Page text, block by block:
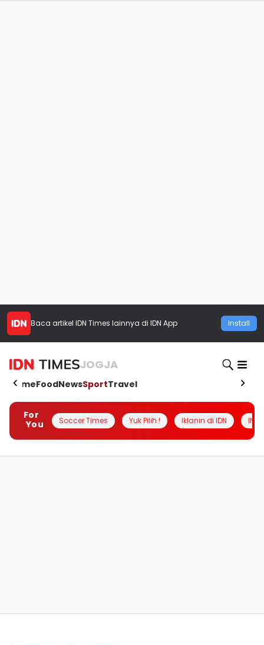
Baca artikel IDN Times lainnya di IDN App Install
JOGJA
HomeFoodNewsSportTravel
For
You
Soccer Times Yuk Pilih ! Iklanin di IDN